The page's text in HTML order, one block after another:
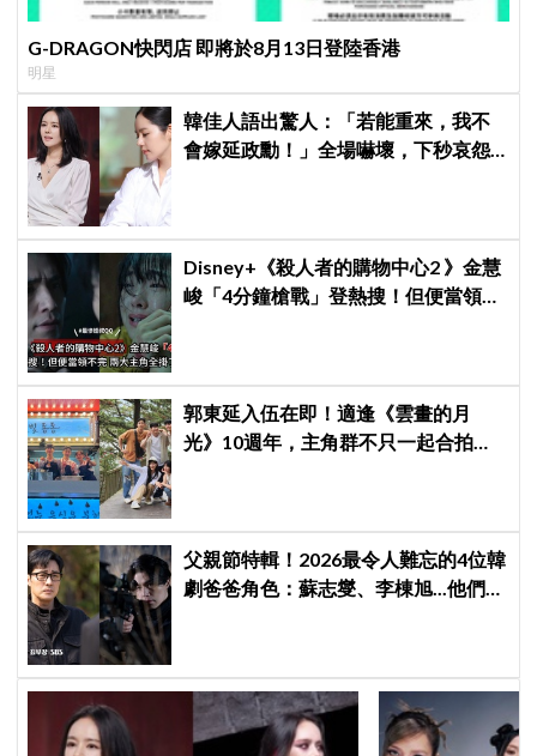
G-DRAGON快閃店 即將於8月13日登陸香港
明星
韓佳人語出驚人：「若能重來，我不
會嫁延政勳！」全場嚇壞，下秒哀怨
Disney+《殺人者的購物中心2 》金慧
峻「4分鐘槍戰」登熱搜！但便當領不
郭東延入伍在即！適逢《雲畫的月
光》10週年，主角群不只一起合拍畫
父親節特輯！2026最令人難忘的4位韓
劇爸爸角色：蘇志燮、李棟旭...他們連